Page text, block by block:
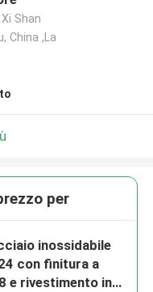
Shan
China ,La
per
inossidabile
con finitura a
e rivestimento in